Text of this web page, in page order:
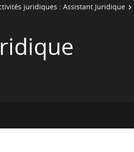
juridiques : Assistant Juridique